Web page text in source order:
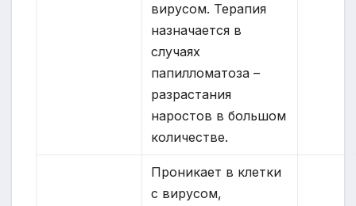
вирусом. Терапия
назначается в
случаях
папилломатоза –
разрастания
наростов в большом
количестве.
Проникает в клетки
с вирусом,